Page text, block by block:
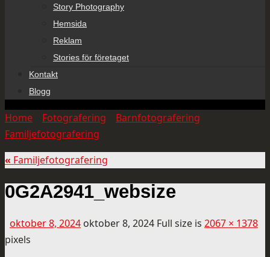
Story Photography
Hemsida
Reklam
Stories för företaget
Kontakt
Blogg
Home Fotografering Barnfotografering
Familjefotografering
« Familjefotografering
0G2A2941_websize
oktober 8, 2024 oktober 8, 2024 Full size is 2067 × 1378
pixels